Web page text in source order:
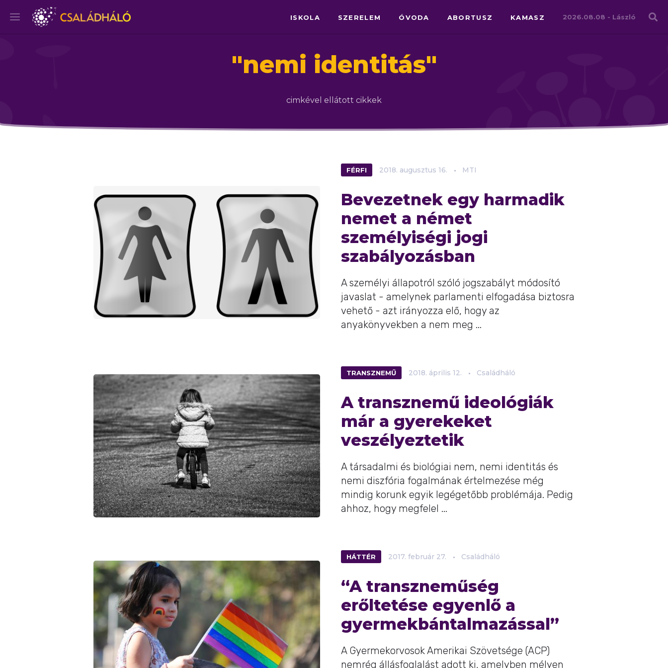
ISKOLA SZERELEM ÓVODA ABORTUSZ KAMASZ 2026.08.08 - László
"nemi identitás"
cimkével ellátott cikkek
FÉRFI 2018. augusztus 16. MTI
Bevezetnek egy harmadik
nemet a német
személyiségi jogi
szabályozásban
A személyi állapotról szóló jogszabályt módosító
javaslat - amelynek parlamenti elfogadása biztosra
vehető - azt irányozza elő, hogy az
anyakönyvekben a nem meg ...
TRANSZNEMŰ 2018. április 12. Családháló
A transznemű ideológiák
már a gyerekeket
veszélyeztetik
A társadalmi és biológiai nem, nemi identitás és
nemi diszfória fogalmának értelmezése még
mindig korunk egyik legégetőbb problémája. Pedig
ahhoz, hogy megfelel ...
HÁTTÉR 2017. február 27. Családháló
“A transzneműség
erőltetése egyenlő a
gyermekbántalmazással”
A Gyermekorvosok Amerikai Szövetsége (ACP)
nemrég állásfoglalást adott ki, amelyben mélyen